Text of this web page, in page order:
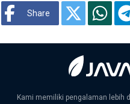
Share
Kami memiliki pengalaman lebih